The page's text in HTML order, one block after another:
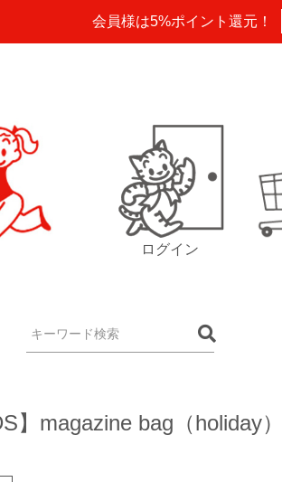
会員様は5%ポイント還元！
ログイン
】magazine bag（holiday）